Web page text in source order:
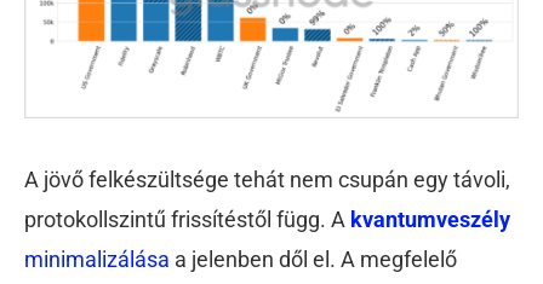
A jövő felkészültsége tehát nem csupán egy távoli,
protokollszintű frissítéstől függ. A kvantumveszély
minimalizálása a jelenben dől el. A megfelelő